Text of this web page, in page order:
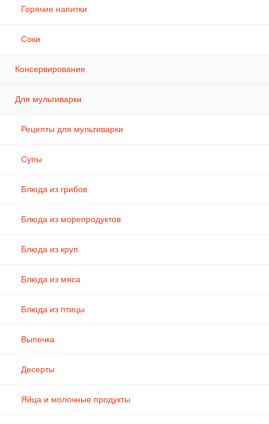
Горячие напитки
Соки
Консервирование
Для мультиварки
Рецепты для мультиварки
Супы
Блюда из грибов
Блюда из морепродуктов
Блюда из круп
Блюда из мяса
Блюда из птицы
Выпечка
Десерты
Яйца и молочные продукты